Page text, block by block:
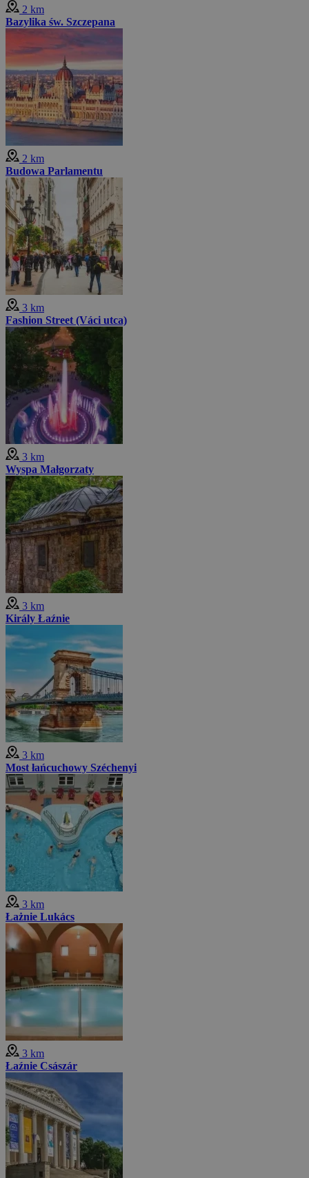
2 km
Bazylika św. Szczepana
2 km
Budowa Parlamentu
3 km
Fashion Street (Váci utca)
3 km
Wyspa Małgorzaty
3 km
Király Łaźnie
3 km
Most łańcuchowy Széchenyi
3 km
Łażnie Lukács
3 km
Łaźnie Császár